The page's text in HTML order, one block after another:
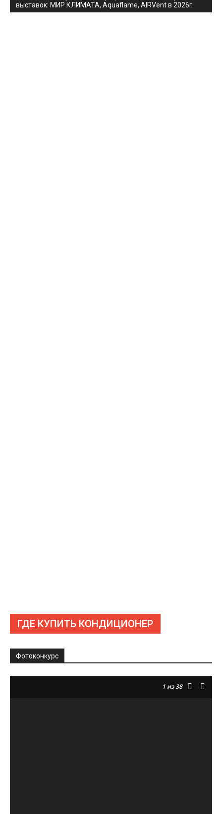
выставок: МИР КЛИМАТА, Aquaflame, AIRVent в 2026г.
ГДЕ КУПИТЬ КОНДИЦИОНЕР
Фотоконкурс
1 из 38